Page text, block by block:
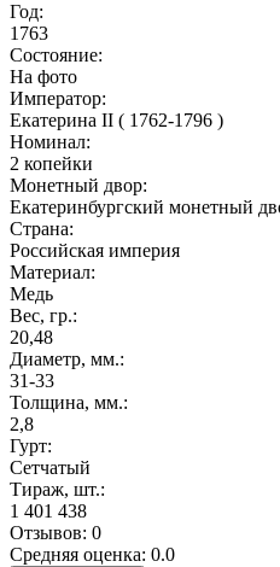
Год:
1763
Состояние:
На фото
Император:
Екатерина II ( 1762-1796 )
Номинал:
2 копейки
Монетный двор:
Екатеринбургский монетный
Страна:
Российская империя
Материал:
Медь
Вес, гр.:
20,48
Диаметр, мм.:
31-33
Толщина, мм.:
2,8
Гурт:
Сетчатый
Тираж, шт.:
1 401 438
Отзывов: 0
Средняя оценка: 0.0